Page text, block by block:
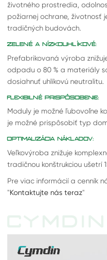
životného prostredia,
požiarnej ochrane, životnosť
tradičných budovách.
ZELENÉ A NÍZKOUHLÍKOVÉ:
Prefabrikovaná výroba
odpadu o 80 % a materiály
dosiahnuť uhlíkovú neutralitu.
FLEXIBILNÉ PRISPÔSOBENIE:
Moduly je možné ľubovoľne
je možné prispôsobiť typ
OPTIMALIZÁCIA NÁKLADOV:
Veľkovýroba znižuje
tradičnou konštrukciou ušetrí
Pre viac informácií a cenník
"Kontaktujte nás teraz"